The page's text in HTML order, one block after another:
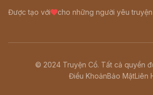
Được tạo với cho những người yêu truyện
© 2024 Truyện Cổ. Tất cả quyền
Điều KhoảnBảo MậtLiên